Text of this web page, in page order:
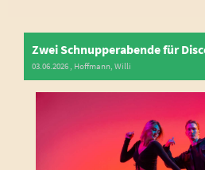
03.06.2026 , Hoffmann, Willi